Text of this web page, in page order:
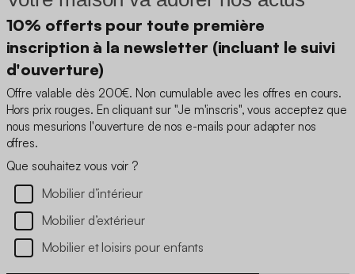
10% offerts pour toute première
inscription à la newsletter (incluant le suivi
d'ouverture)
Offre valable dès 200€. Non cumulable avec les offres en cours.
Hors prix rouges. En cliquant sur "Je m'inscris", vous acceptez que
nous mesurions l'ouverture de nos e-mails pour adapter nos
offres.
Que souhaitez vous voir ?
Mobilier d’intérieur
Mobilier d’extérieur
Mobilier et loisirs pour enfants